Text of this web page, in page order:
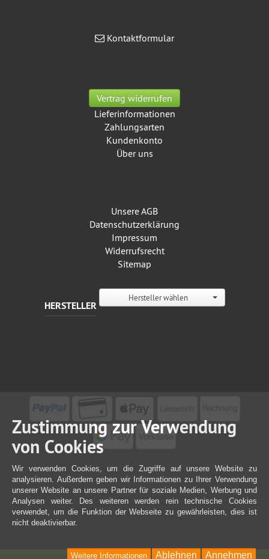
Kontaktformular
Vertrag widerrufen
Lieferinformationen
Zahlungsarten
Kundenkonto
Über uns
Unsere AGB
Datenschutz­erklärung
Impressum
Widerrufsrecht
Sitemap
HERSTELLER
Hersteller wählen
Zustimmung zur Verwendung
von Cookies
Wir verwenden Cookies, um die Zugriffe auf unsere Website zu
analysieren. Außerdem geben wir Informationen zu Ihrer Verwendung
unserer Website an unsere Partner für soziale Medien, Werbung und
Analysen weiter. Des weiteren werden rein technische Cookies
verwendet, um die Funktion der Webseite zu gewährleisten, dies ist
nicht deaktivierbar.
Annehmen
Ablehnen
Weitere Informationen